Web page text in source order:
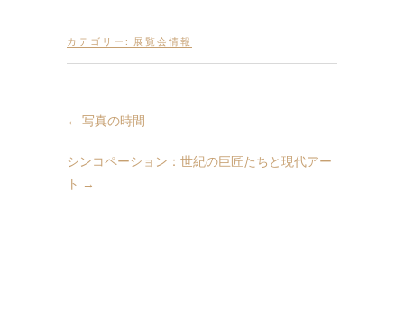
カテゴリー: 展覧会情報
← 写真の時間
シンコペーション：世紀の巨匠たちと現代アー
ト →